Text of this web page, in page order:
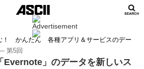
！ かんたん 各種アプリ＆サービスのデー
第5回
Evernote」のデータを新しいス